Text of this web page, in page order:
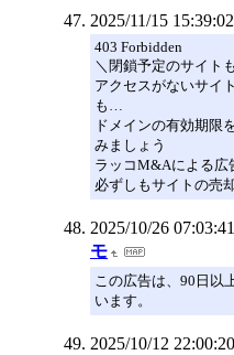
2025/11/15 15:39:02
403 Forbidden
＼閉鎖予定のサイト
アクセスがないサイ
も…
ドメインの有効期限
みましょう
ラッコM&Aによる広
必ずしもサイトの売
2025/10/26 07:03:41
モ
この広告は、90日以
います。
2025/10/12 22:00:20